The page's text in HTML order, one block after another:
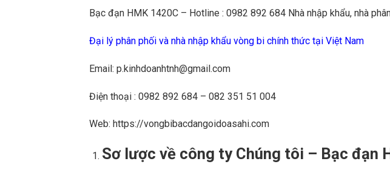
Bạc đạn HMK 1420C – Hotline : 0982 892 684 Nhà nhập khẩu, nhà
Đại lý phân phối và nhà nhập khẩu vòng bi chính thức tại Việt Nam
Email: p.kinhdoanhtnh@gmail.com
Điện thoại : 0982 892 684 – 082 351 51 004
Web: https://vongbibacdangoidoasahi.com
Sơ lược về công ty Chúng tôi – Bạc đạn